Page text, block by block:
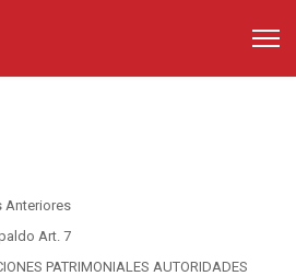
Anteriores
Art. 7
PATRIMONIALES AUTORIDADES